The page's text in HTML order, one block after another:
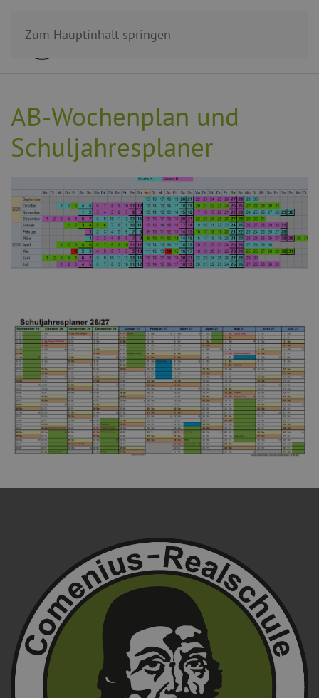
Zum Hauptinhalt springen
AB-Wochenplan und
Schuljahresplaner